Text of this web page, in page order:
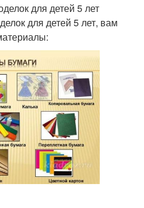
для детей 5 лет
для детей 5 лет, вам